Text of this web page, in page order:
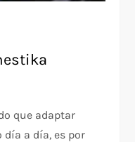
que adaptar
día a día, es por